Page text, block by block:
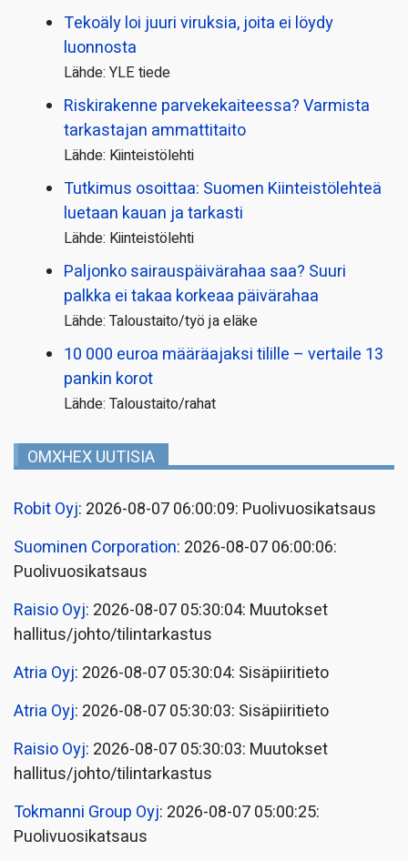
Tekoäly loi juuri viruksia, joita ei löydy
luonnosta
Lähde: YLE tiede
Riskirakenne parvekekaiteessa? Varmista
tarkastajan ammattitaito
Lähde: Kiinteistölehti
Tutkimus osoittaa: Suomen Kiinteistölehteä
luetaan kauan ja tarkasti
Lähde: Kiinteistölehti
Paljonko sairauspäivä­rahaa saa? Suuri
palkka ei takaa korkeaa päivärahaa
Lähde: Taloustaito/työ ja eläke
10 000 euroa määräajaksi tilille – vertaile 13
pankin korot
Lähde: Taloustaito/rahat
OMXHEX UUTISIA
Robit Oyj: 2026-08-07 06:00:09: Puolivuosikatsaus
Suominen Corporation: 2026-08-07 06:00:06:
Puolivuosikatsaus
Raisio Oyj: 2026-08-07 05:30:04: Muutokset
hallitus/johto/tilintarkastus
Atria Oyj: 2026-08-07 05:30:04: Sisäpiiritieto
Atria Oyj: 2026-08-07 05:30:03: Sisäpiiritieto
Raisio Oyj: 2026-08-07 05:30:03: Muutokset
hallitus/johto/tilintarkastus
Tokmanni Group Oyj: 2026-08-07 05:00:25:
Puolivuosikatsaus